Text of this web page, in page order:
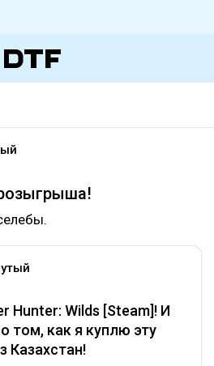
Hunter: Wilds [Steam]! И
том, как я куплю эту
Казахстан!